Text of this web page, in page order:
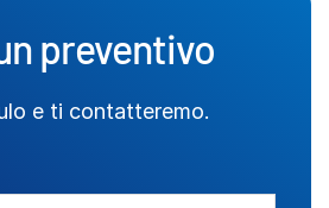
preventivo
e ti contatteremo.